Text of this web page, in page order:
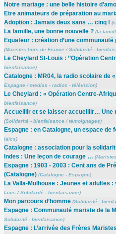
Notre mariage : une belle histoire
Etre animateurs de préparation au
Adoption : Jamais deux sans … cinq ! (
La famille, une bonne nouvelle ? (la
Equateur : création d’une
(Maristes hors de France/Solidarité -
Le Cheylard St-Louis : ’’Opération
bienfaisance)
Catalogne : MR04, la radio scolaire de
Espagne/medias - radios - télévision)
Le Cheylard : « Opération Centre-
bienfaisance)
Accueillir et se laisser accueillir… Une
(Solidarité - bienfaisance/témoignages)
Espagne : en Catalogne, un espace de
laïcs)
Catalogne : association pour la
Indes : Une leçon de courage … (
Espagne : 1903 - 2003 : Cent ans de
(Catalogne) (Catalogne - Espagne)
La Valla-Mulhouse : Jeunes et adultes
laïcs /Solidarité - bienfaisance)
Mon parcours d’homme (Solidarité -
Espagne : Communauté mariste de la
Solidarité - bienfaisance)
Espagne : L’arrivée des Frères